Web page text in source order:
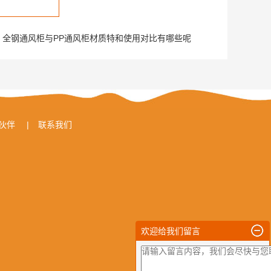
全钢通风柜与PP通风柜材质特和使用对比有哪些呢
伴 | 联系我们
欢迎给我们留言